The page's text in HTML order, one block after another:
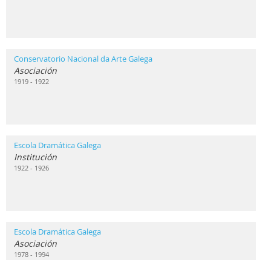
Conservatorio Nacional da Arte Galega
Asociación
1919 - 1922
Escola Dramática Galega
Institución
1922 - 1926
Escola Dramática Galega
Asociación
1978 - 1994